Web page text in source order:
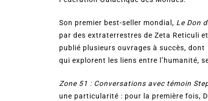
Son premier best-seller mondial, Le Don
par des extraterrestres de Zeta Reticuli
publié plusieurs ouvrages à succès, dont
qui explorent les liens entre l’humanité,
Zone 51 : Conversations avec témoin
une particularité : pour la première fois,